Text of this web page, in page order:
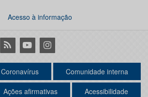
Acesso à informação
RSS YoutubeInstagram
Coronavírus Comunidade interna
Ações afirmativas Acessibilidade